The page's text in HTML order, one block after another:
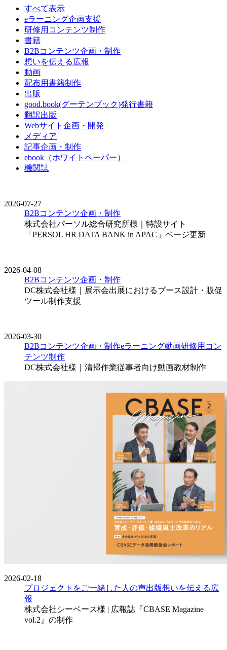
すべて表示
eラーニング企画支援
研修用コンテンツ制作
書籍
B2Bコンテンツ企画・制作
想いを伝える広報
動画
配布用書籍制作
出版
good.book(グーテンブック)発行書籍
翻訳出版
Webサイト企画・開発
メディア
記事企画・制作
ebook（ホワイトペーパー）
機関誌
2026-07-27
B2Bコンテンツ企画・制作
株式会社パーソル総合研究所様｜特設サイト
「PERSOL HR DATA BANK in APAC」ページ更新
2026-04-08
B2Bコンテンツ企画・制作
DC株式会社様｜展示会出展におけるブース設計・販促
ツール制作支援
2026-03-30
B2Bコンテンツ企画・制作eラーニング動画研修用コン
テンツ制作
DC株式会社様｜清掃作業従事者向け動画教材制作
2026-02-18
プロジェクトをご一緒した人の声出版想いを伝える広
報
株式会社シーベース様 | 広報誌『CBASE Magazine
vol.2』の制作